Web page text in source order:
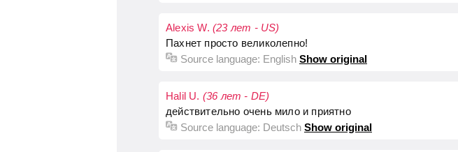
Alexis W. (23 лет - US)
Пахнет просто великолепно!
Source language: English Show original
Halil U. (36 лет - DE)
действительно очень мило и приятно
Source language: Deutsch Show original